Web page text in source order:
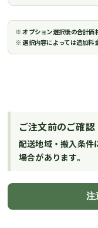
※ オプション選択後の合計価
※ 選択内容によっては追加料
ご注文前のご確認
配送地域・搬入条件
場合があります。
注